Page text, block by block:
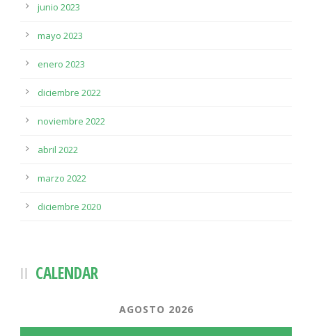
junio 2023
mayo 2023
enero 2023
diciembre 2022
noviembre 2022
abril 2022
marzo 2022
diciembre 2020
CALENDAR
AGOSTO 2026